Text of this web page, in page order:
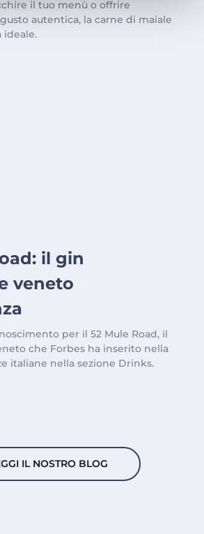
il tuo menù o offrire
autentica, la carne di maiale
ideale.
il gin
veneto
per il 52 Mule Road, il
che Forbes ha inserito nella
italiane nella sezione Drinks.
IL NOSTRO BLOG